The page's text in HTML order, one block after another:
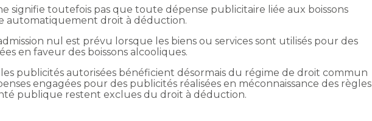
signifie toutefois pas que toute dépense publicitaire liée aux boissons
automatiquement droit à déduction.
nul est prévu lorsque les biens ou services sont utilisés pour des
en faveur des boissons alcooliques.
publicités autorisées bénéficient désormais du régime de droit commun
engagées pour des publicités réalisées en méconnaissance des règles
publique restent exclues du droit à déduction.